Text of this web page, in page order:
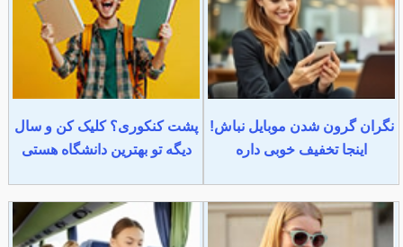
نگران گرون شدن موبایل نباش!
اینجا تخفیف خوبی داره
پشت کنکوری؟ کلیک کن و سال
دیگه تو بهترین دانشگاه هستی